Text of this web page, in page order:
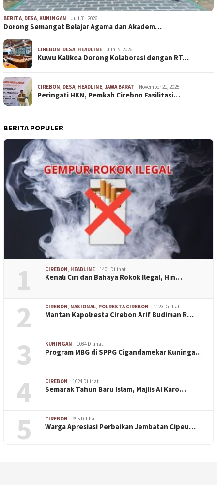
BERITA, DESA, KUNINGAN Juli 31, 2026
Dorong Semangat Belajar Agama dan Akadem…
CIREBON, DESA, HEADLINE Juni 5, 2026
Kuwu Kalikoa Dorong Kolaborasi dengan RT…
CIREBON, DESA, HEADLINE, JAWA BARAT November 21, 2025
Peringati HKN, Pemkab Cirebon Fasilitasi…
BERITA POPULER
1 CIREBON, HEADLINE 1401 Dilihat
Kenali Ciri dan Bahaya Rokok Ilegal, Hin…
2 CIREBON, NASIONAL, POLRESTA CIREBON 1123 Dilihat
Mantan Kapolresta Cirebon Arif Budiman R…
3 KUNINGAN 1084 Dilihat
Program MBG di SPPG Cigandamekar Kuninga…
4 CIREBON 1024 Dilihat
Semarak Tahun Baru Islam, Majlis Al Karo…
5 CIREBON 995 Dilihat
Warga Apresiasi Perbaikan Jembatan Cipeu…